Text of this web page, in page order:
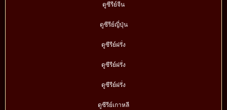
ดูซีรีย์จีน
ดูซีรีย์ญี่ปุ่น
ดูซีรีย์ฝรั่ง
ดูซีรีย์ฝรั่ง
ดูซีรีย์ฝรั่ง
ดูซีรีย์เกาหลี